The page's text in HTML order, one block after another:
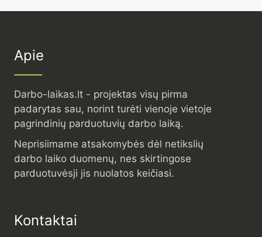
Apie
Darbo-laikas.lt - projektas visų pirma
padarytas sau, norint turėti vienoje vietoje
pagrindinių parduotuvių darbo laiką.
Neprisiimame atsakomybės dėl netikslių
darbo laiko duomenų, nes skirtingose
parduotuvėsji jis nuolatos keičiasi.
Kontaktai